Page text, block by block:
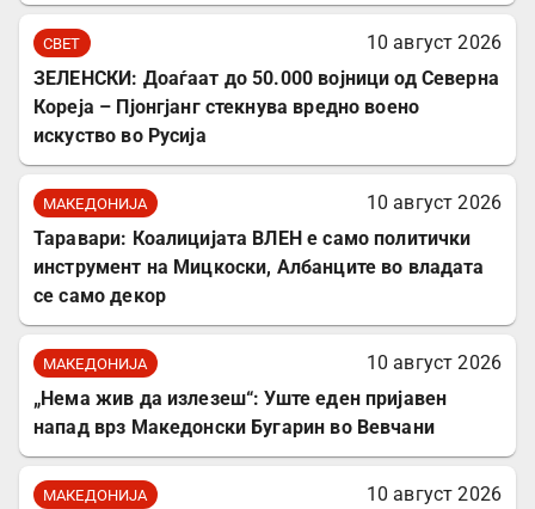
СВЕТ
10 август 2026
ЗЕЛЕНСКИ: Доаѓаат до 50.000 војници од Северна
Кореја – Пјонгјанг стекнува вредно воено
искуство во Русија
МАКЕДОНИЈА
10 август 2026
Таравари: Коалицијата ВЛЕН е само политички
инструмент на Мицкоски, Албанците во владата
се само декор
МАКЕДОНИЈА
10 август 2026
„Нема жив да излезеш“: Уште еден пријавен
напад врз Македонски Бугарин во Вевчани
МАКЕДОНИЈА
10 август 2026